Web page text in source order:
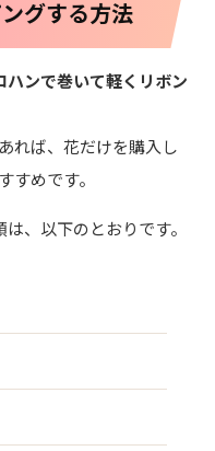
グする方法
ハンで巻いて軽くリボン
れば、花だけを購入し
すめです。
、以下のとおりです。